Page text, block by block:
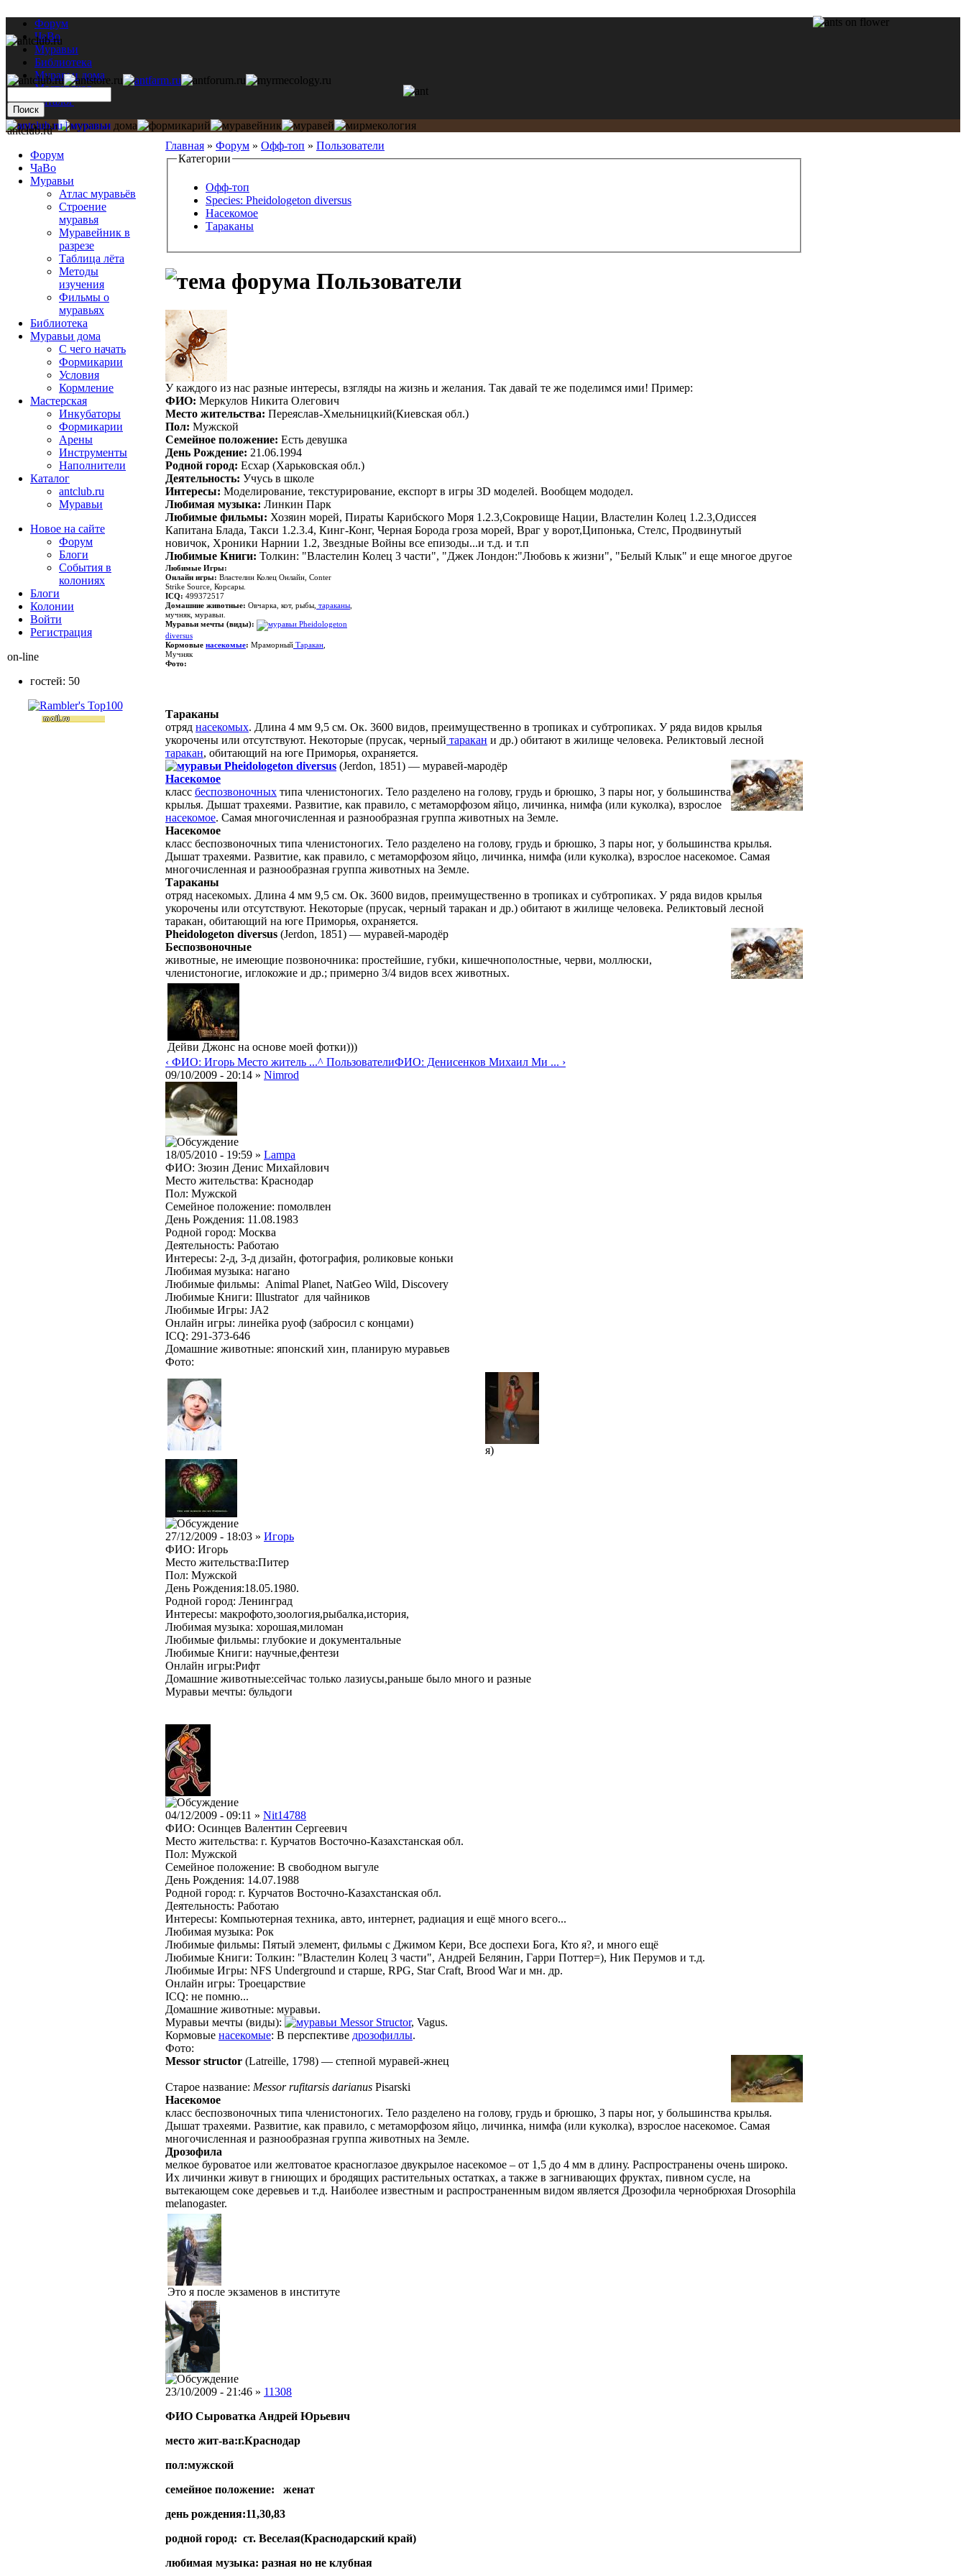
Форум
ЧаВо
Муравьи
Библиотека
Муравьи дома
Мастерская
Каталог
Главная » Форум » Офф-топ » Пользователи
Категории
Офф-топ
Species: Pheidologeton diversus
Насекомое
Тараканы
Пользователи
У каждого из нас разные интересы, взгляды на жизнь и желания. Так давай те же поделимся ими! Пример:
ФИО: Меркулов Никита Олегович
Место жительства: Переяслав-Хмельницкий(Киевская обл.)
Пол: Мужской
Семейное положение: Есть девушка
День Рождение: 21.06.1994
Родной город: Есхар (Харьковская обл.)
Деятельность: Учусь в школе
Интересы: Моделирование, текстурирование, експорт в игры 3D моделей. Вообщем мододел.
Любимая музыка: Линкин Парк
Любимые фильмы: Хозяин морей, Пираты Карибского Моря 1.2.3,Сокровище Нации, Властелин Колец 1.2.3,Одиссея
Капитана Блада, Такси 1.2.3.4, Кинг-Конг, Черная Борода гроза морей, Враг у ворот,Ципонька, Стелс, Продвинутый
новичок, Хроники Нарнии 1.2, Звездные Войны все епизоды...и т.д. и т.п
Любимые Книги: Толкин: "Властелин Колец 3 части", "Джек Лондон:"Любовь к жизни", "Белый Клык" и еще многое другое
Любимые Игры:
Онлайн игры: Властелин Колец Онлайн, Conter
Strike Source, Корсары.
ICQ: 499372517
Домашние животные: Овчарка, кот, рыбы, тараканы,
мучняк, муравьи.
Муравьи мечты (виды):
Pheidologeton
diversus
Кормовые насекомые: Мраморный Таракан,
Мучняк
Фото:
Тараканы
отряд насекомых. Длина 4 мм 9,5 см. Ок. 3600 видов, преимущественно в тропиках и субтропиках. У ряда видов крылья
укорочены или отсутствуют. Некоторые (прусак, черный таракан и др.) обитают в жилище человека. Реликтовый лесной
таракан, обитающий на юге Приморья, охраняется.
Pheidologeton diversus (Jerdon, 1851) — муравей-мародёр
Насекомое
класс беспозвоночных типа членистоногих. Тело разделено на голову, грудь и брюшко, 3 пары ног, у большинства
крылья. Дышат трахеями. Развитие, как правило, с метаморфозом яйцо, личинка, нимфа (или куколка), взрослое
насекомое. Самая многочисленная и разнообразная группа животных на Земле.
Насекомое
класс беспозвоночных типа членистоногих. Тело разделено на голову, грудь и брюшко, 3 пары ног, у большинства крылья.
Дышат трахеями. Развитие, как правило, с метаморфозом яйцо, личинка, нимфа (или куколка), взрослое насекомое. Самая
многочисленная и разнообразная группа животных на Земле.
Тараканы
отряд насекомых. Длина 4 мм 9,5 см. Ок. 3600 видов, преимущественно в тропиках и субтропиках. У ряда видов крылья
укорочены или отсутствуют. Некоторые (прусак, черный таракан и др.) обитают в жилище человека. Реликтовый лесной
таракан, обитающий на юге Приморья, охраняется.
Pheidologeton diversus (Jerdon, 1851) — муравей-мародёр
Беспозвоночные
животные, не имеющие позвоночника: простейшие, губки, кишечнополостные, черви, моллюски,
членистоногие, иглокожие и др.; примерно 3/4 видов всех животных.
Дейви Джонс на основе моей фотки)))
‹ ФИО: Игорь Место житель ...^ ПользователиФИО: Денисенков Михаил Ми ... ›
09/10/2009 - 20:14 » Nimrod
18/05/2010 - 19:59 » Lampa
ФИО: Зюзин Денис Михайлович
Место жительства: Краснодар
Пол: Мужской
Семейное положение: помолвлен
День Рождения: 11.08.1983
Родной город: Москва
Деятельность: Работаю
Интересы: 2-д, 3-д дизайн, фотография, роликовые коньки
Любимая музыка: нагано
Любимые фильмы: Animal Planet, NatGeo Wild, Discovery
Любимые Книги: Illustrator для чайников
Любимые Игры: JA2
Онлайн игры: линейка руоф (забросил с концами)
ICQ: 291-373-646
Домашние животные: японский хин, планирую муравьев
Фото:
я)
27/12/2009 - 18:03 » Игорь
ФИО: Игорь
Место жительства:Питер
Пол: Мужской
День Рождения:18.05.1980.
Родной город: Ленинград
Интересы: макрофото,зоология,рыбалка,история,
Любимая музыка: хорошая,миломан
Любимые фильмы: глубокие и документальные
Любимые Книги: научные,фентези
Онлайн игры:Рифт
Домашние животные:сейчас только лазиусы,раньше было много и разные
Муравьи мечты: бульдоги
04/12/2009 - 09:11 » Nit14788
ФИО: Осинцев Валентин Сергеевич
Место жительства: г. Курчатов Восточно-Казахстанская обл.
Пол: Мужской
Семейное положение: В свободном выгуле
День Рождения: 14.07.1988
Родной город: г. Курчатов Восточно-Казахстанская обл.
Деятельность: Работаю
Интересы: Компьютерная техника, авто, интернет, радиация и ещё много всего...
Любимая музыка: Рок
Любимые фильмы: Пятый элемент, фильмы с Джимом Кери, Все доспехи Бога, Кто я?, и много ещё
Любимые Книги: Толкин: "Властелин Колец 3 части", Андрей Белянин, Гарри Поттер=), Ник Перумов и т.д.
Любимые Игры: NFS Underground и старше, RPG, Star Craft, Brood War и мн. др.
Онлайн игры: Троецарствие
ICQ: не помню...
Домашние животные: муравьи.
Муравьи мечты (виды):
Messor Structor, Vagus.
Кормовые насекомые: В перспективе дрозофиллы.
Фото:
Messor structor (Latreille, 1798) — степной муравей-жнец
Старое название: Messor rufitarsis darianus Pisarski
Насекомое
класс беспозвоночных типа членистоногих. Тело разделено на голову, грудь и брюшко, 3 пары ног, у большинства крылья.
Дышат трахеями. Развитие, как правило, с метаморфозом яйцо, личинка, нимфа (или куколка), взрослое насекомое. Самая
многочисленная и разнообразная группа животных на Земле.
Дрозофила
мелкое буроватое или желтоватое красноглазое двукрылое насекомое – от 1,5 до 4 мм в длину. Распространены очень широко.
Их личинки живут в гниющих и бродящих растительных остатках, а также в загнивающих фруктах, пивном сусле, на
вытекающем соке деревьев и т.д. Наиболее известным и распространенным видом является Дрозофила чернобрюхая Drosophila
melanogaster.
Это я после экзаменов в институте
23/10/2009 - 21:46 » 11308
ФИО Сыроватка Андрей Юрьевич
место жит-ва:г.Краснодар
пол:мужской
семейное положение: женат
день рождения:11,30,83
родной город: ст. Веселая(Краснодарский край)
любимая музыка: разная но не клубная
antclub.ru
Форум
ЧаВо
Муравьи
Атлас муравьёв
Строение
муравья
Муравейник в
разрезе
Таблица лёта
Методы
изучения
Фильмы о
муравьях
Библиотека
Муравьи дома
С чего начать
Формикарии
Условия
Кормление
Мастерская
Инкубаторы
Формикарии
Арены
Инструменты
Наполнители
Каталог
antclub.ru
Муравьи
Новое на сайте
Форум
Блоги
События в
колониях
Блоги
Колонии
Войти
Peгиcтpaция
on-line
гостей: 50